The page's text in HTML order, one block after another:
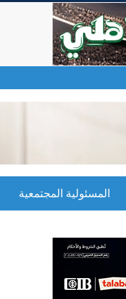
المسئولية المجتمعية